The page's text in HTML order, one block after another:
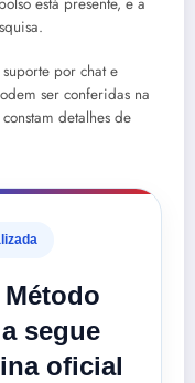
por chat e
ser conferidas na
detalhes de
segue
oficial